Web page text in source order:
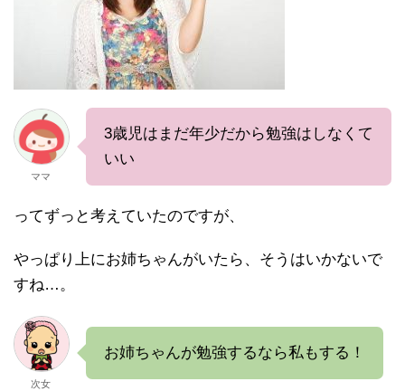
ママ
3歳児はまだ年少だから勉強はしなくて
いい
ってずっと考えていたのですが、
やっぱり上にお姉ちゃんがいたら、そうはいかないで
すね…。
次女
お姉ちゃんが勉強するなら私もする！